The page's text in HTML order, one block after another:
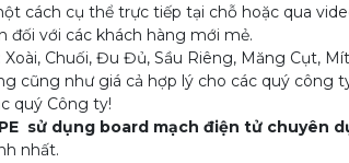
cách cụ thể trực tiếp tại chỗ hoặc qua
đối với các khách hàng mới mẻ.
Chuối, Đu Đủ, Sầu Riêng, Măng Cụt, Mít
cũng như giá cả hợp lý cho các quý công
quý Công ty!
sử dụng board mạch điện tử
nhất.